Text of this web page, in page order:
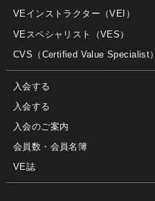
VEインストラクター（VEI）
VEスペシャリスト（VES）
CVS（Certified Value Specialist）
入会する
入会する
入会のご案内
会員数・会員名簿
VE誌